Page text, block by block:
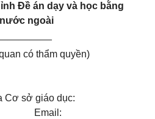
Đề án dạy và học bằng
ngoài
có thẩm quyền)
Cơ sở giáo dục:
Email: